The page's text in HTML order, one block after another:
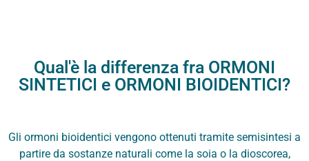
Qual'è la differenza fra ORMONI
SINTETICI e ORMONI BIOIDENTICI?
Gli ormoni bioidentici vengono ottenuti tramite semisintesi a
partire da sostanze naturali come la soia o la dioscorea,